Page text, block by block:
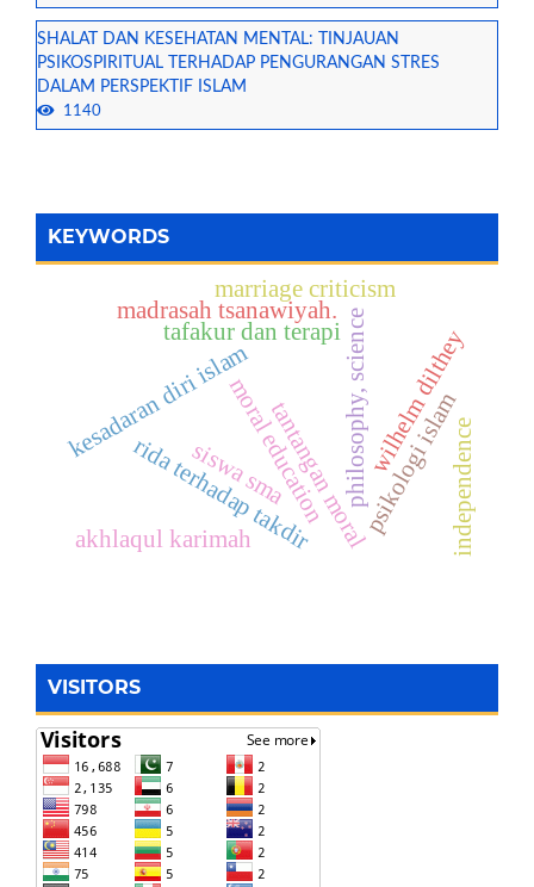
SHALAT DAN KESEHATAN MENTAL: TINJAUAN
PSIKOSPIRITUAL TERHADAP PENGURANGAN STRES
DALAM PERSPEKTIF ISLAM
1140
KEYWORDS
moral education
kesadaran diri islamtantangan moral
philosophy, science
tafakur dan terapi
rida terhadap takdir psikologi islam
akhlaqul karimah
madrasah tsanawiyah.
wilhelm dilthey
independence
siswa sma
marriage criticism
VISITORS